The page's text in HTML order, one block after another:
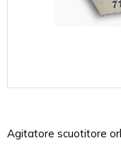
Agitatore scuotitore